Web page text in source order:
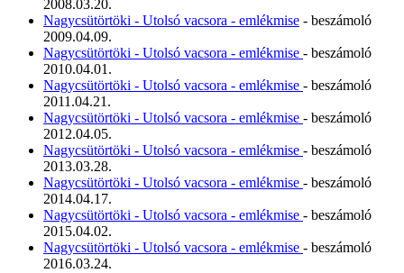
2008.03.20.
Nagycsütörtöki - Utolsó vacsora - emlékmise - beszámoló
2009.04.09.
Nagycsütörtöki - Utolsó vacsora - emlékmise - beszámoló
2010.04.01.
Nagycsütörtöki - Utolsó vacsora - emlékmise - beszámoló
2011.04.21.
Nagycsütörtöki - Utolsó vacsora - emlékmise - beszámoló
2012.04.05.
Nagycsütörtöki - Utolsó vacsora - emlékmise - beszámoló
2013.03.28.
Nagycsütörtöki - Utolsó vacsora - emlékmise - beszámoló
2014.04.17.
Nagycsütörtöki - Utolsó vacsora - emlékmise - beszámoló
2015.04.02.
Nagycsütörtöki - Utolsó vacsora - emlékmise - beszámoló
2016.03.24.